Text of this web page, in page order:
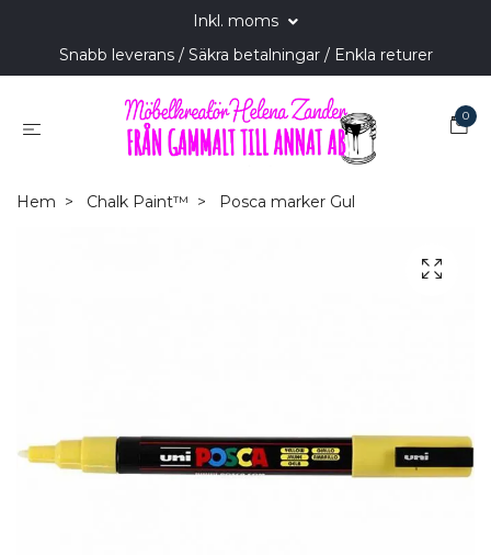
Inkl. moms
Snabb leverans / Säkra betalningar / Enkla returer
0
Hem Chalk Paint™ Posca marker Gul